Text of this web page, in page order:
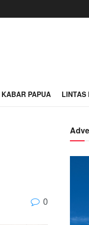
KABAR PAPUA LINTAS
0